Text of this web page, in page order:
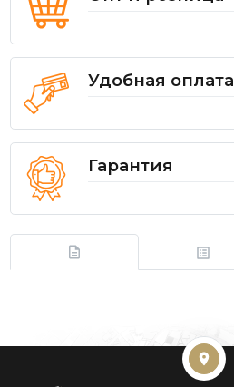
Удобная оплата
Гарантия